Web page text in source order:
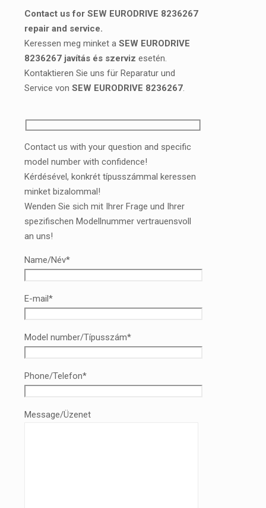
Contact us for SEW EURODRIVE 8236267
repair and service.
Keressen meg minket a SEW EURODRIVE
8236267 javítás és szerviz esetén.
Kontaktieren Sie uns für Reparatur und
Service von SEW EURODRIVE 8236267.
Contact us with your question and specific
model number with confidence!
Kérdésével, konkrét típusszámmal keressen
minket bizalommal!
Wenden Sie sich mit Ihrer Frage und Ihrer
spezifischen Modellnummer vertrauensvoll
an uns!
Name/Név*
E-mail*
Model number/Típusszám*
Phone/Telefon*
Message/Üzenet